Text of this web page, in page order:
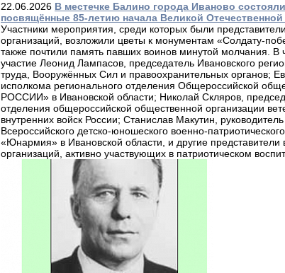
22.06.2026 В местечке Балино города Иваново
посвящённые 85-летию начала Великой
Участники мероприятия, среди которых были
организаций, возложили цветы к монументам «Солдату-
также почтили память павших воинов минутой молчания. В
участие Леонид Лампасов, председатель Ивановского
труда, Вооружённых Сил и правоохранительных органов;
исполкома регионального отделения Общероссийской
РОССИИ» в Ивановской области; Николай Скляров,
отделения общероссийской общественной организации
внутренних войск России; Станислав Макутин,
Всероссийского детско-юношеского военно-
«Юнармия» в Ивановской области, и другие
организаций, активно участвующих в патриотическом